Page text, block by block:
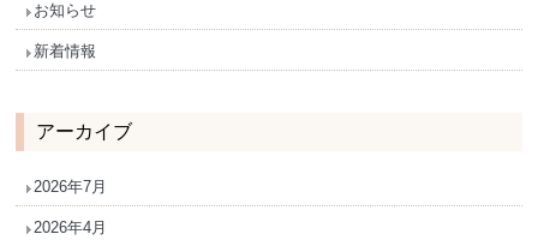
お知らせ
新着情報
アーカイブ
2026年7月
2026年4月